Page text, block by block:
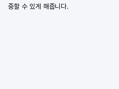
중할 수 있게 해줍니다.